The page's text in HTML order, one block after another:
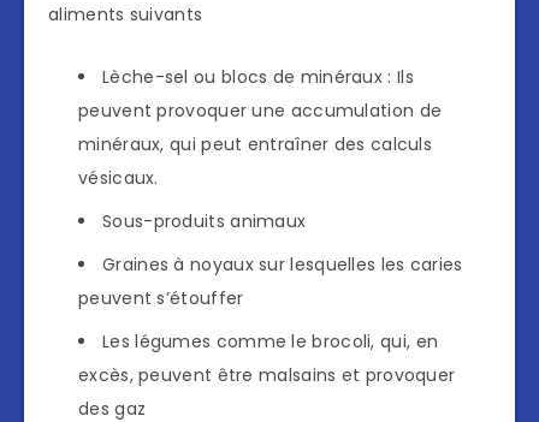
aliments suivants
Lèche-sel ou blocs de minéraux : Ils
peuvent provoquer une accumulation de
minéraux, qui peut entraîner des calculs
vésicaux.
Sous-produits animaux
Graines à noyaux sur lesquelles les caries
peuvent s’étouffer
Les légumes comme le brocoli, qui, en
excès, peuvent être malsains et provoquer
des gaz